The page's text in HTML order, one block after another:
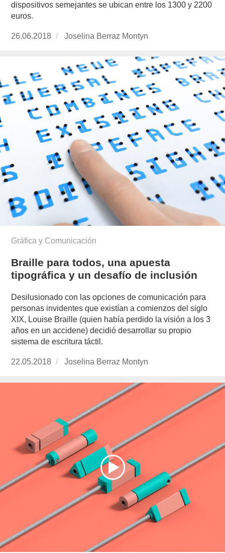
dispositivos semejantes se ubican entre los 1300 y 2200
euros.
Publicado
26.06.2018
https://www.experimenta.es/author/joselina-
Joselina Berraz Montyn
Gráfica y Comunicación
Braille para todos, una apuesta
tipográfica y un desafío de inclusión
Desilusionado con las opciones de comunicación para
personas invidentes que existían a comienzos del siglo
XIX, Louise Braille (quien había perdido la visión a los 3
años en un accidene) decidió desarrollar su propio
sistema de escritura táctil.
Publicado
22.05.2018
https://www.experimenta.es/author/joselina-
Joselina Berraz Montyn